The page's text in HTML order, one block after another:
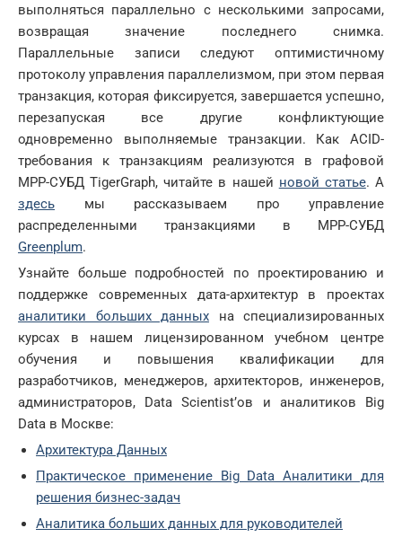
выполняться параллельно с несколькими запросами,
возвращая значение последнего снимка.
Параллельные записи следуют оптимистичному
протоколу управления параллелизмом, при этом первая
транзакция, которая фиксируется, завершается успешно,
перезапуская все другие конфликтующие
одновременно выполняемые транзакции. Как ACID-
требования к транзакциям реализуются в графовой
MPP-СУБД TigerGraph, читайте в нашей новой статье. А
здесь мы рассказываем про управление
распределенными транзакциями в MPP-СУБД
Greenplum.
Узнайте больше подробностей по проектированию и
поддержке современных дата-архитектур в проектах
аналитики больших данных на специализированных
курсах в нашем лицензированном учебном центре
обучения и повышения квалификации для
разработчиков, менеджеров, архитекторов, инженеров,
администраторов, Data Scientist’ов и аналитиков Big
Data в Москве:
Архитектура Данных
Практическое применение Big Data Аналитики для
решения бизнес-задач
Аналитика больших данных для руководителей